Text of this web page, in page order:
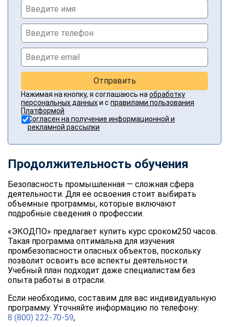
Отправить
Нажимая на кнопку, я соглашаюсь на обработку
персональных данныхи с правилами пользования
Платформой
Согласен на получение информационной и
рекламной рассылки
Продолжительность обучения
Безопасность промышленная — сложная сфера
деятельности. Для ее освоения стоит выбирать
объемные программы, которые включают
подробные сведения о профессии.
«ЭКОДПО» предлагает купить курс сроком250 часов.
Такая программа оптимальна для изучения
промбезопасности опасных объектов, поскольку
позволит освоить все аспекты деятельности.
Учебный план подходит даже специалистам без
опыта работы в отрасли.
Если необходимо, составим для вас индивидуальную
программу. Уточняйте информацию по телефону:
8 (800) 222-70-59,